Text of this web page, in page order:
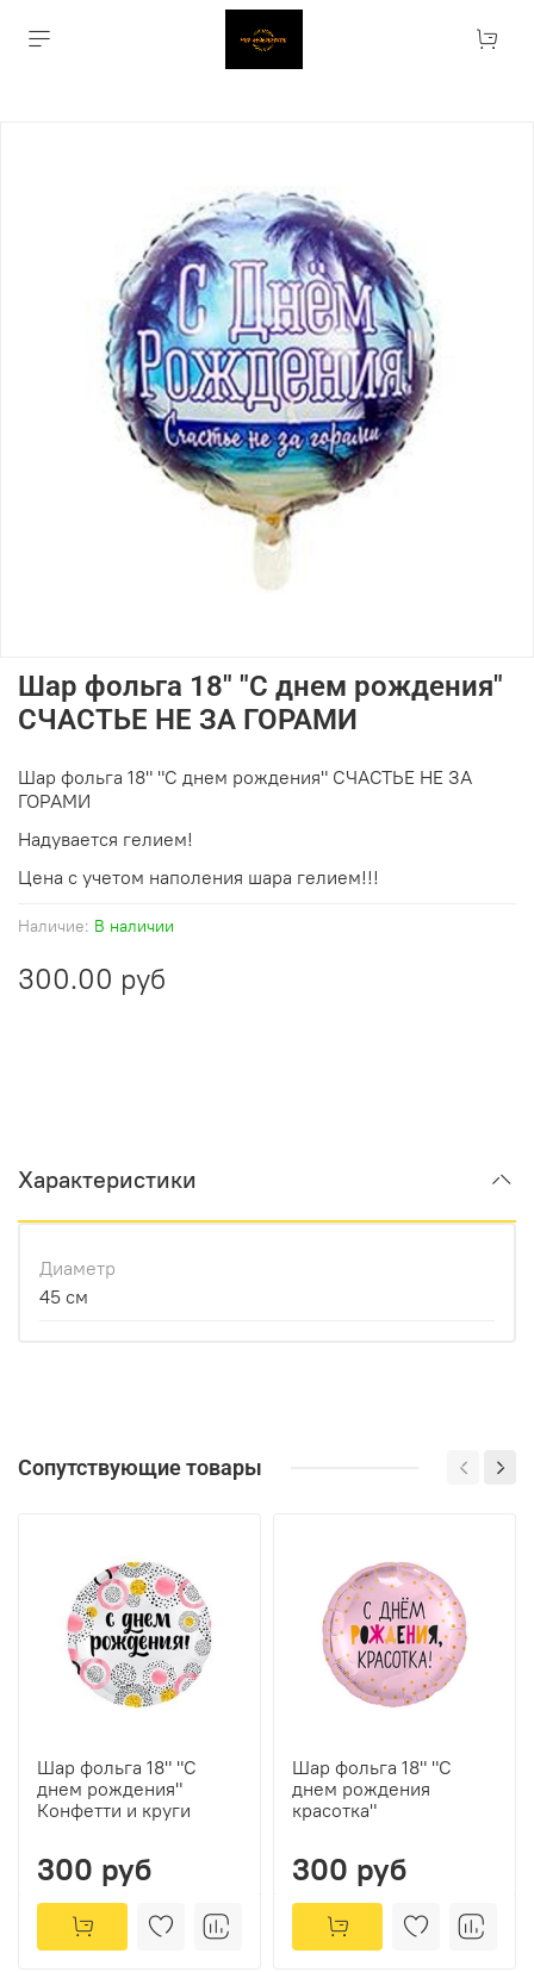
Наличие: В наличии
Шар фольга 18" "С днем рождения"
СЧАСТЬЕ НЕ ЗА ГОРАМИ
300.00 руб
Шар фольга 18" "С днем рождения" СЧАСТЬЕ НЕ ЗА
ГОРАМИ
Надувается гелием!
Цена с учетом наполения шара гелием!!!
Характеристики
Диаметр
45 см
Сопутствующие товары
Шар фольга 18" "С
днем рождения"
Конфетти и круги
300 руб
Шар фольга 18" "С
днем рождения
красотка"
300 руб